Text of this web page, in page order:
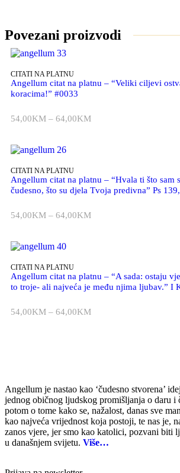
Povezani proizvodi
CITATI NA PLATNU
Angellum citat na platnu – “Veliki ciljevi
koracima!” #0033
54,00KM – 64,00KM
CITATI NA PLATNU
Angellum citat na platnu – “Hvala ti što sam
čudesno, što su djela Tvoja predivna” Ps
54,00KM – 64,00KM
CITATI NA PLATNU
Angellum citat na platnu – “A sada: ostaju
to troje- ali najveća je među njima ljubav.” I
54,00KM – 64,00KM
Angellum je nastao kao ‘čudesno stvorena’
jednog običnog ljudskog promišljanja o daru i
potom o tome kako se, nažalost, danas sve
kao najveća vrijednost koja postoji, te nas je,
zanos vjere, jer smo kao katolici, pozvani biti
u današnjem svijetu. Više…